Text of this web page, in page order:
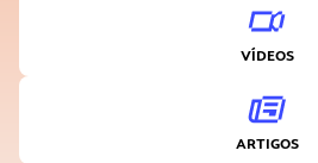
VÍDEOS
ARTIGOS